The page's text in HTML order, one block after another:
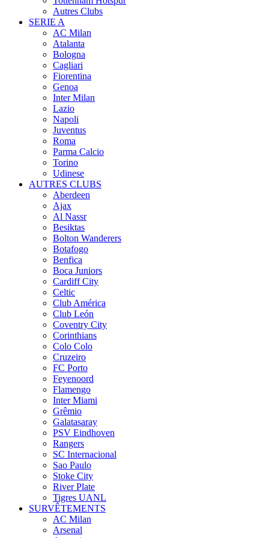
Autres Clubs
SERIE A
AC Milan
Atalanta
Bologna
Cagliari
Fiorentina
Genoa
Inter Milan
Lazio
Napoli
Juventus
Roma
Parma Calcio
Torino
Udinese
AUTRES CLUBS
Aberdeen
Ajax
Al Nassr
Besiktas
Bolton Wanderers
Botafogo
Benfica
Boca Juniors
Cardiff City
Celtic
Club América
Club León
Coventry City
Corinthians
Colo Colo
Cruzeiro
FC Porto
Feyenoord
Flamengo
Inter Miami
Grêmio
Galatasaray
PSV Eindhoven
Rangers
SC Internacional
Sao Paulo
Stoke City
River Plate
Tigres UANL
SURVÊTEMENTS
AC Milan
Arsenal